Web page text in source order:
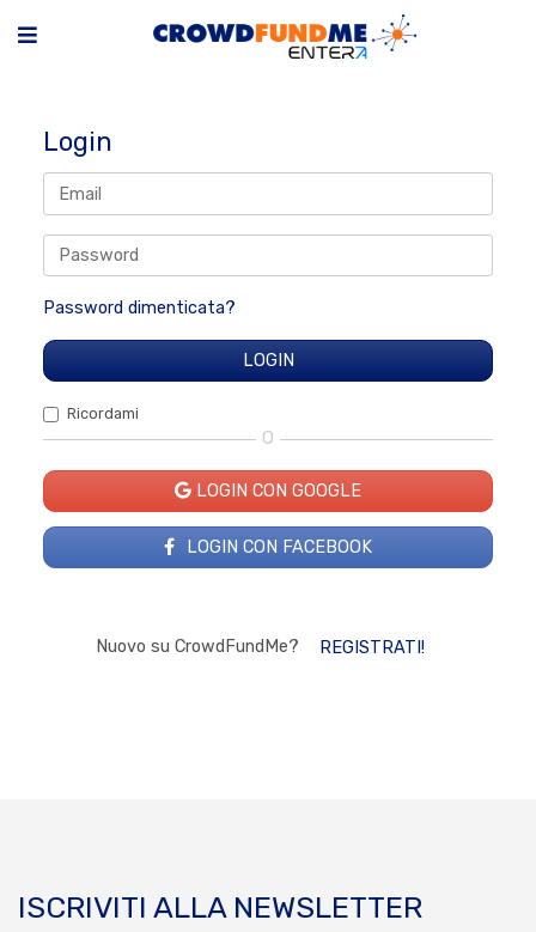
Login
Password dimenticata?
Ricordami
O
LOGIN CON GOOGLE
LOGIN CON FACEBOOK
Nuovo su CrowdFundMe? REGISTRATI!
ISCRIVITI ALLA NEWSLETTER